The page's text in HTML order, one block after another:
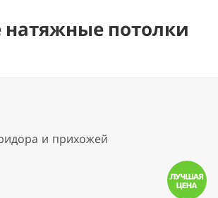
потолки
и прихожей